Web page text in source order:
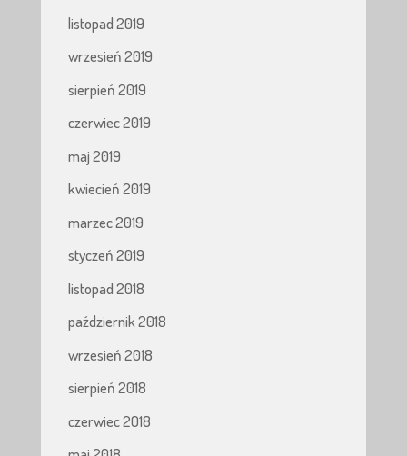
listopad 2019
wrzesień 2019
sierpień 2019
czerwiec 2019
maj 2019
kwiecień 2019
marzec 2019
styczeń 2019
listopad 2018
październik 2018
wrzesień 2018
sierpień 2018
czerwiec 2018